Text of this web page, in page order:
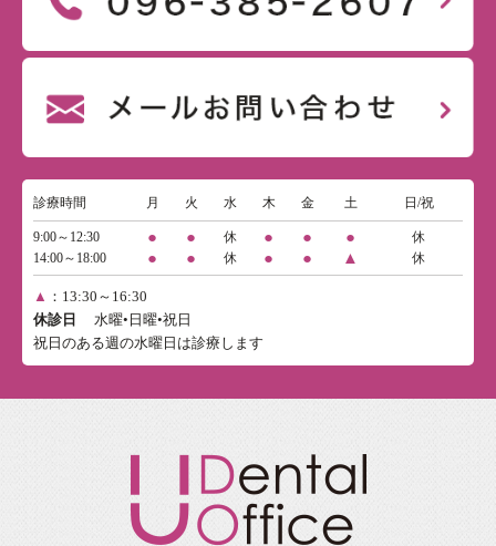
診療時間 月 火 水 木 金 土 日/祝
9:00～12:30 ● ● 休 ● ● ●
休
14:00～18:00
● ● 休 ● ● ▲ 休
▲ ：13:30～16:30
休診日
水曜•日曜•祝日
祝日のある週の水曜日は診療します